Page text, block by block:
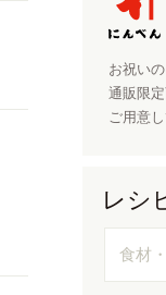
お祝い
通販限定
ご用意し
レシ